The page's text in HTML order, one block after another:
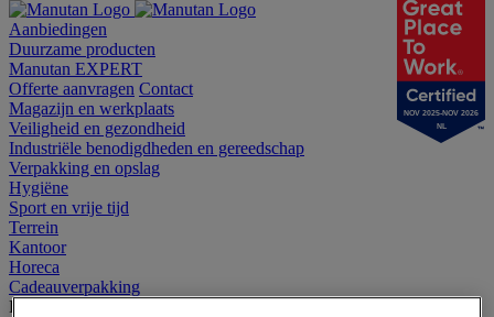
Aanbiedingen
Duurzame producten
Manutan EXPERT
Offerte aanvragen Contact
Magazijn en werkplaats
Veiligheid en gezondheid
Industriële benodigdheden en gereedschap
Verpakking en opslag
Hygiëne
Sport en vrije tijd
Terrein
Kantoor
Horeca
Cadeauverpakking
Bekijk de hele productgroep
NOV 2025-NOV 2026
NL